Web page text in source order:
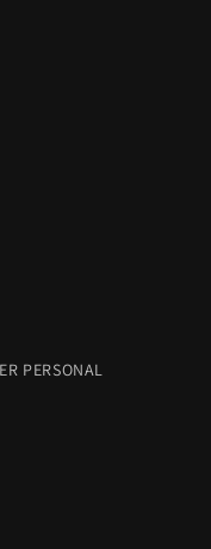
PERSONAL